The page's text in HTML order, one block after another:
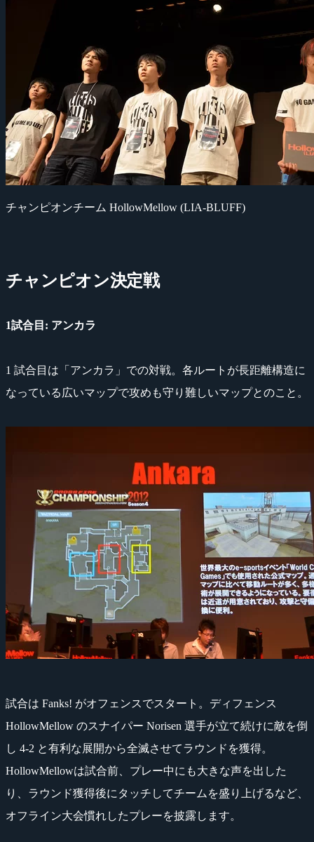
チャンピオンチーム HollowMellow (LIA-BLUFF)
チャンピオン決定戦
1試合目: アンカラ
1 試合目は「アンカラ」での対戦。各ルートが長距離構造に
なっている広いマップで攻めも守り難しいマップとのこと。
試合は Fanks! がオフェンスでスタート。ディフェンス
HollowMellow のスナイパー Norisen 選手が立て続けに敵を倒
し 4-2 と有利な展開から全滅させてラウンドを獲得。
HollowMellowは試合前、プレー中にも大きな声を出した
り、ラウンド獲得後にタッチしてチームを盛り上げるなど、
オフライン大会慣れしたプレーを披露します。